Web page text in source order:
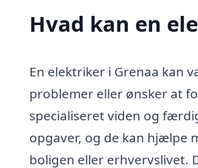
Hvad kan en
En elektriker i Grenaa kan
problemer eller ønsker at
specialiseret viden og
opgaver, og de kan hjælpe
boligen eller erhvervslivet.